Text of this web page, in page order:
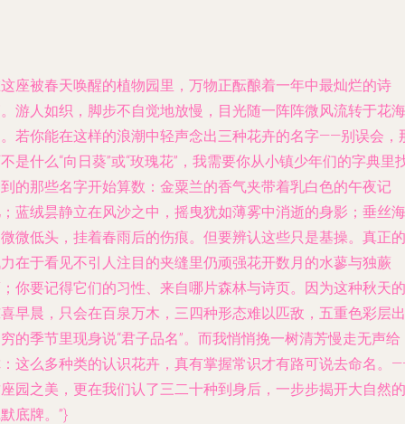
座被春天唤醒的植物园里，万物正酝酿着一年中最灿烂的诗
游人如织，脚步不自觉地放慢，目光随一阵阵微风流转于花海
若你能在这样的浪潮中轻声念出三种花卉的名字——别误会，
是什么“向日葵”或“玫瑰花”，我需要你从小镇少年们的字典里
的那些名字开始算数：金粟兰的香气夹带着乳白色的午夜记
蓝绒昙静立在风沙之中，摇曳犹如薄雾中消逝的身影；垂丝海
微低头，挂着春雨后的伤痕。但要辨认这些只是基操。真正的
在于看见不引人注目的夹缝里仍顽强花开数月的水蓼与独蕨
你要记得它们的习性、来自哪片森林与诗页。因为这种秋天的
早晨，只会在百泉万木，三四种形态难以匹敌，五重色彩层出
的季节里现身说“君子品名”。而我悄悄挽一树清芳慢走无声给
这么多种类的认识花卉，真有掌握常识才有路可说去命名。
园之美，更在我们认了三二十种到身后，一步步揭开大自然的
底牌。”}